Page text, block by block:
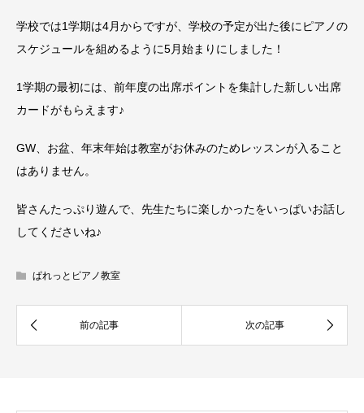
学校では1学期は4月からですが、学校の予定が出た後にピアノの
スケジュールを組めるように5月始まりにしました！
1学期の最初には、前年度の出席ポイントを集計した新しい出席
カードがもらえます♪
GW、お盆、年末年始は教室がお休みのためレッスンが入ること
はありません。
皆さんたっぷり遊んで、先生たちに楽しかったをいっぱいお話し
してくださいね♪
ぱれっとピアノ教室